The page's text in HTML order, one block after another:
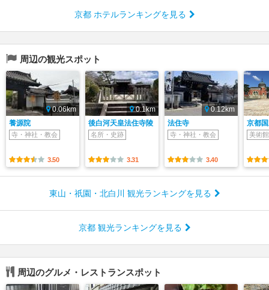
京都 ホテルランキングを見る
周辺の観光スポット
0.06km
養源院
寺・神社・教会
3.50
0.1km
後白河天皇法住寺陵
名所・史跡
3.31
0.12km
法住寺
寺・神社・教会
3.40
京都
美術
東山・祇園・北白川 観光ランキングを見る
京都 観光ランキングを見る
周辺のグルメ・レストランスポット